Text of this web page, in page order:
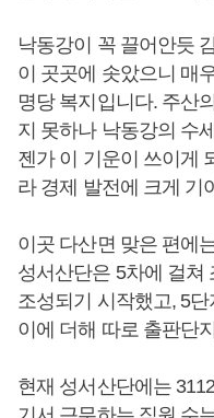
낙동강이 꼭 끌어안듯
이 곳곳에 솟았으니 매
명당 복지입니다. 주산
지 못하나 낙동강의 수
젠가 이 기운이 쓰이게
라 경제 발전에 크게 기
이곳 다산면 맞은 편에
성서산단은 5차에 걸쳐
조성되기 시작했고, 5
이에 더해 따로 출판단
현재 성서산단에는